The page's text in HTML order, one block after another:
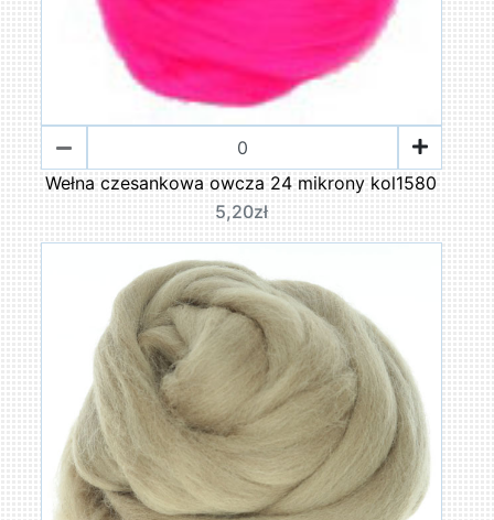
Wełna czesankowa owcza 24 mikrony kol1580
5,20zł